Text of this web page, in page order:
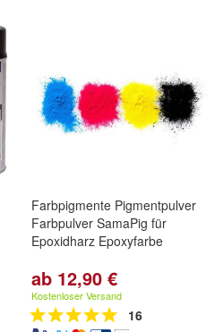
Farbpigmente Pigmentpulver
Farbpulver SamaPig für
Epoxidharz Epoxyfarbe
ab 12,90 €
Kostenloser Versand
16